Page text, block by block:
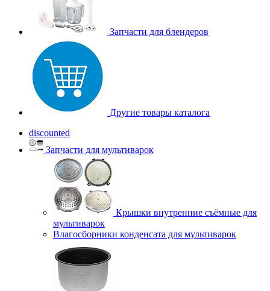
Запчасти для блендеров
Другие товары каталога
discounted
Запчасти для мультиварок
Крышки внутренние съёмные для
мультиварок
Влагосборники конденсата для мультиварок